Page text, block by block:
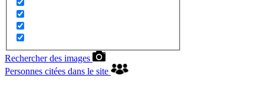
Rechercher des images
Personnes citées dans le site